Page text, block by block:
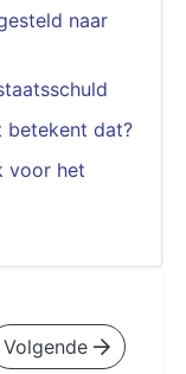
naar
betekent dat?
voor het
Volgende